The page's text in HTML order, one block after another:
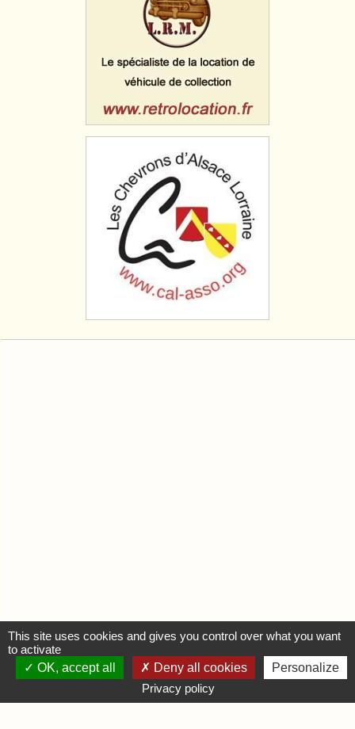
MON COMPTE
Se connecter
This site uses cookies and gives you control over what you want
to activate
OK, accept all
Deny all cookies
Personalize
Privacy policy